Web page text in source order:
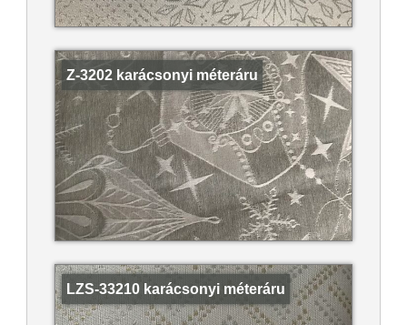
Z-3202 karácsonyi méteráru
LZS-33210 karácsonyi méteráru